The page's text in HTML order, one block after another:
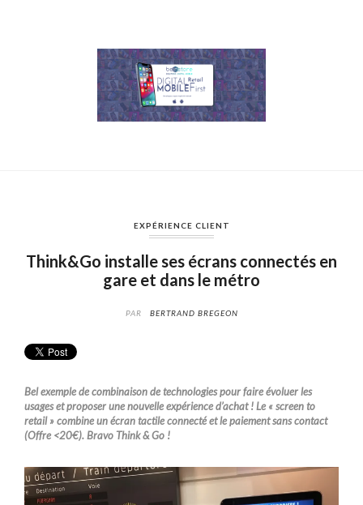
EXPÉRIENCE CLIENT
Think&Go installe ses écrans connectés en
gare et dans le métro
PAR BERTRAND BREGEON
Bel exemple de combinaison de technologies pour faire évoluer les
usages et proposer une nouvelle expérience d’achat ! Le « screen to
retail » combine un écran tactile connecté et le paiement sans contact
(Offre <20€). Bravo Think & Go !